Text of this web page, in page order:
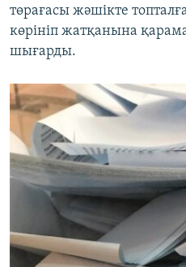
төрағасы жәшікте
көрініп жатқанына
шығарды.